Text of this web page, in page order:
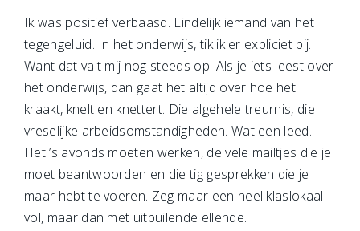
Ik was positief verbaasd. Eindelijk iemand van het
tegengeluid. In het onderwijs, tik ik er expliciet bij.
Want dat valt mij nog steeds op. Als je iets leest over
het onderwijs, dan gaat het altijd over hoe het
kraakt, knelt en knettert. Die algehele treurnis, die
vreselijke arbeidsomstandigheden. Wat een leed.
Het ’s avonds moeten werken, de vele mailtjes die je
moet beantwoorden en die tig gesprekken die je
maar hebt te voeren. Zeg maar een heel klaslokaal
vol, maar dan met uitpuilende ellende.